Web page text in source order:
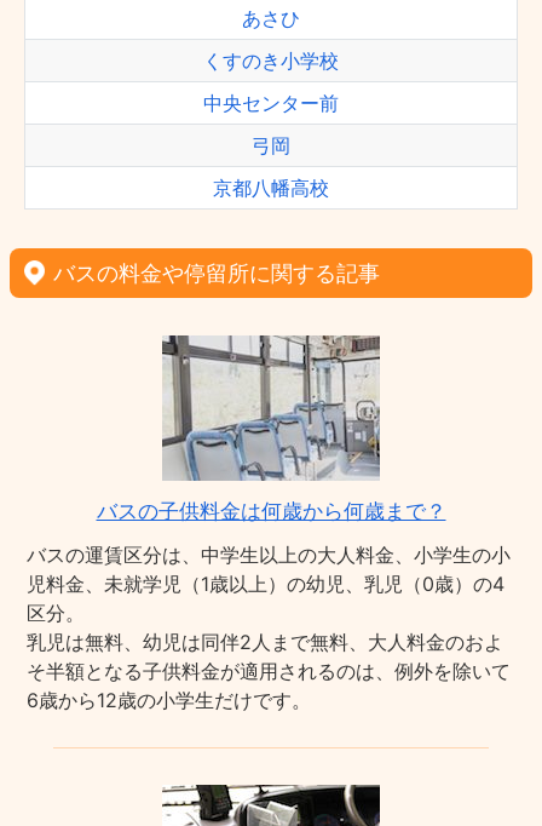
あさひ
くすのき小学校
中央センター前
弓岡
京都八幡高校
バスの料金や停留所に関する記事
バスの子供料金は何歳から何歳まで？
バスの運賃区分は、中学生以上の大人料金、小学生の小
児料金、未就学児（1歳以上）の幼児、乳児（0歳）の4
区分。
乳児は無料、幼児は同伴2人まで無料、大人料金のおよ
そ半額となる子供料金が適用されるのは、例外を除いて
6歳から12歳の小学生だけです。